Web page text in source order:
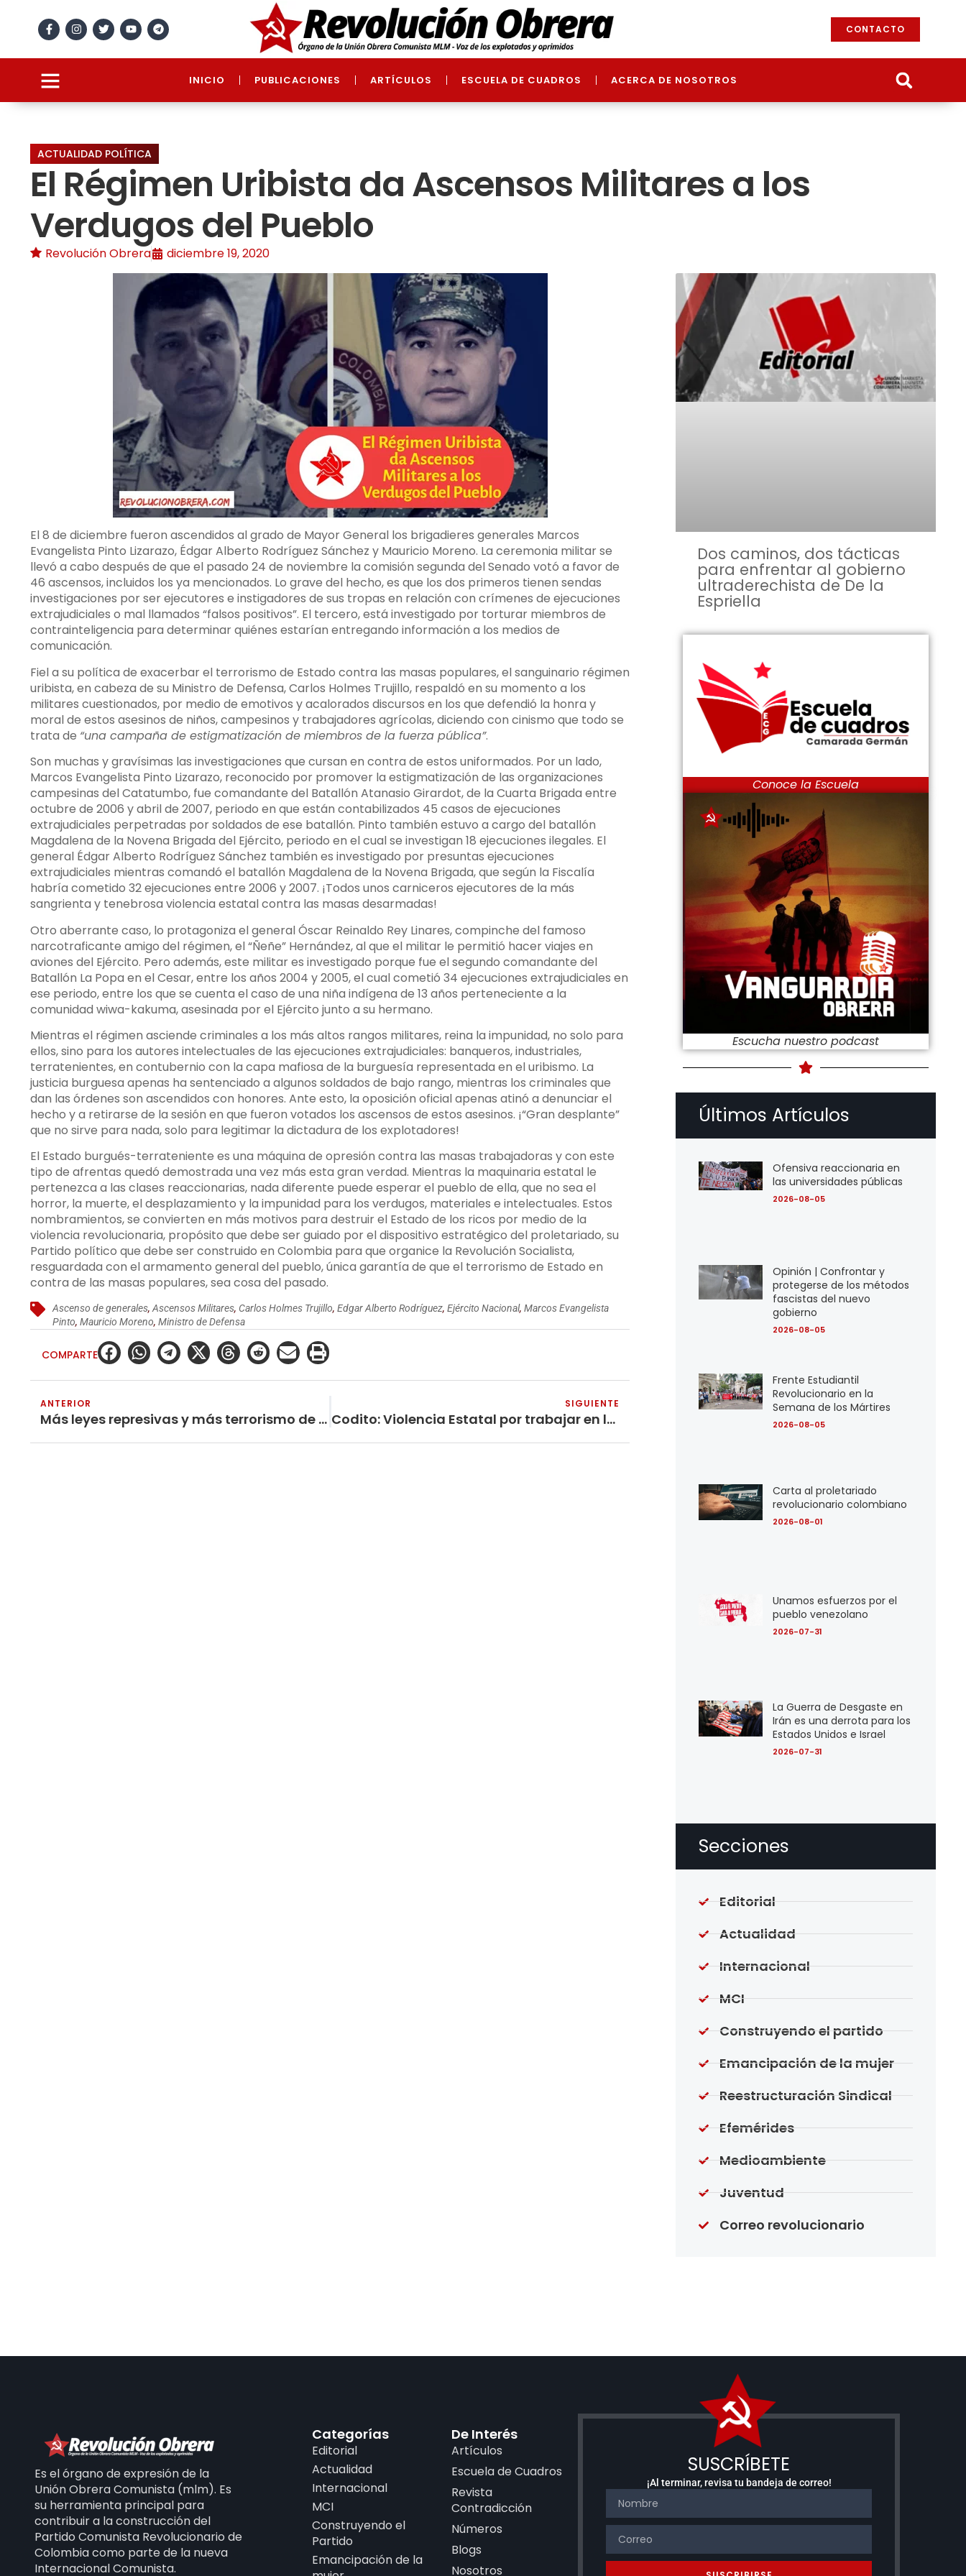
CONTACTO
INICIO PUBLICACIONES ARTÍCULOS ESCUELA DE CUADROS ACERCA DE NOSOTROS
ACTUALIDAD POLÍTICA
El Régimen Uribista da Ascensos Militares a los
Verdugos del Pueblo
Revolución Obrera diciembre 19, 2020
El 8 de diciembre fueron ascendidos al grado de Mayor General los brigadieres generales Marcos
Evangelista Pinto Lizarazo, Édgar Alberto Rodríguez Sánchez y Mauricio Moreno. La ceremonia militar se
llevó a cabo después de que el pasado 24 de noviembre la comisión segunda del Senado votó a favor de
46 ascensos, incluidos los ya mencionados. Lo grave del hecho, es que los dos primeros tienen sendas
investigaciones por ser ejecutores e instigadores de sus tropas en relación con crímenes de ejecuciones
extrajudiciales o mal llamados “falsos positivos”. El tercero, está investigado por torturar miembros de
contrainteligencia para determinar quiénes estarían entregando información a los medios de
comunicación.
Fiel a su política de exacerbar el terrorismo de Estado contra las masas populares, el sanguinario régimen
uribista, en cabeza de su Ministro de Defensa, Carlos Holmes Trujillo, respaldó en su momento a los
militares cuestionados, por medio de emotivos y acalorados discursos en los que defendió la honra y
moral de estos asesinos de niños, campesinos y trabajadores agrícolas, diciendo con cinismo que todo se
trata de “una campaña de estigmatización de miembros de la fuerza pública”.
Son muchas y gravísimas las investigaciones que cursan en contra de estos uniformados. Por un lado,
Marcos Evangelista Pinto Lizarazo, reconocido por promover la estigmatización de las organizaciones
campesinas del Catatumbo, fue comandante del Batallón Atanasio Girardot, de la Cuarta Brigada entre
octubre de 2006 y abril de 2007, periodo en que están contabilizados 45 casos de ejecuciones
extrajudiciales perpetradas por soldados de ese batallón. Pinto también estuvo a cargo del batallón
Magdalena de la Novena Brigada del Ejército, periodo en el cual se investigan 18 ejecuciones ilegales. El
general Édgar Alberto Rodríguez Sánchez también es investigado por presuntas ejecuciones
extrajudiciales mientras comandó el batallón Magdalena de la Novena Brigada, que según la Fiscalía
habría cometido 32 ejecuciones entre 2006 y 2007. ¡Todos unos carniceros ejecutores de la más
sangrienta y tenebrosa violencia estatal contra las masas desarmadas!
Otro aberrante caso, lo protagoniza el general Óscar Reinaldo Rey Linares, compinche del famoso
narcotraficante amigo del régimen, el “Ñeñe” Hernández, al que el militar le permitió hacer viajes en
aviones del Ejército. Pero además, este militar es investigado porque fue el segundo comandante del
Batallón La Popa en el Cesar, entre los años 2004 y 2005, el cual cometió 34 ejecuciones extrajudiciales en
ese periodo, entre los que se cuenta el caso de una niña indígena de 13 años perteneciente a la
comunidad wiwa-kakuma, asesinada por el Ejército junto a su hermano.
Mientras el régimen asciende criminales a los más altos rangos militares, reina la impunidad, no solo para
ellos, sino para los autores intelectuales de las ejecuciones extrajudiciales: banqueros, industriales,
terratenientes, en contubernio con la capa mafiosa de la burguesía representada en el uribismo. La
justicia burguesa apenas ha sentenciado a algunos soldados de bajo rango, mientras los criminales que
dan las órdenes son ascendidos con honores. Ante esto, la oposición oficial apenas atinó a denunciar el
hecho y a retirarse de la sesión en que fueron votados los ascensos de estos asesinos. ¡“Gran desplante”
que no sirve para nada, solo para legitimar la dictadura de los explotadores!
El Estado burgués-terrateniente es una máquina de opresión contra las masas trabajadoras y con este
tipo de afrentas quedó demostrada una vez más esta gran verdad. Mientras la maquinaria estatal le
pertenezca a las clases reaccionarias, nada diferente puede esperar el pueblo de ella, que no sea el
horror, la muerte, el desplazamiento y la impunidad para los verdugos, materiales e intelectuales. Estos
nombramientos, se convierten en más motivos para destruir el Estado de los ricos por medio de la
violencia revolucionaria, propósito que debe ser guiado por el dispositivo estratégico del proletariado, su
Partido político que debe ser construido en Colombia para que organice la Revolución Socialista,
resguardada con el armamento general del pueblo, única garantía de que el terrorismo de Estado en
contra de las masas populares, sea cosa del pasado.
Ascenso de generales,Ascensos Militares, Carlos Holmes Trujillo,Edgar Alberto Rodríguez,Ejército Nacional,Marcos Evangelista
Pinto,Mauricio Moreno,Ministro de Defensa
COMPARTE
ANTERIOR
Más leyes represivas y más terrorismo de Estado
SIGUIENTE
Codito: Violencia Estatal por trabajar en la informalidad
Dos caminos, dos tácticas
para enfrentar al gobierno
ultraderechista de De la
Espriella
Conoce la Escuela
Escucha nuestro podcast
Últimos Artículos
Ofensiva reaccionaria en
las universidades públicas
2026-08-05
Opinión | Confrontar y
protegerse de los métodos
fascistas del nuevo
gobierno
2026-08-05
Frente Estudiantil
Revolucionario en la
Semana de los Mártires
2026-08-05
Carta al proletariado
revolucionario colombiano
2026-08-01
Unamos esfuerzos por el
pueblo venezolano
2026-07-31
La Guerra de Desgaste en
Irán es una derrota para los
Estados Unidos e Israel
2026-07-31
Secciones
Editorial
Actualidad
Internacional
MCI
Construyendo el partido
Emancipación de la mujer
Reestructuración Sindical
Efemérides
Medioambiente
Juventud
Correo revolucionario
Es el órgano de expresión de la
Unión Obrera Comunista (mlm). Es
su herramienta principal para
contribuir a la construcción del
Partido Comunista Revolucionario de
Colombia como parte de la nueva
Internacional Comunista.
Categorías
Editorial
Actualidad
Internacional
MCI
Construyendo el
Partido
Emancipación de la
De Interés
Artículos
Escuela de Cuadros
Revista
Contradicción
Números
Blogs
Nosotros
SUSCRÍBETE
¡Al terminar, revisa tu bandeja de correo!